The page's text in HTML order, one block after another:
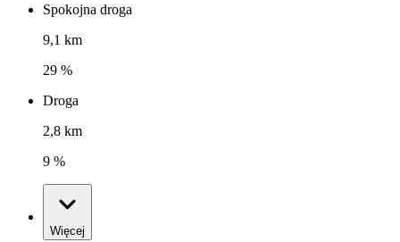
Spokojna droga
9,1 km
29 %
Droga
2,8 km
9 %
Więcej